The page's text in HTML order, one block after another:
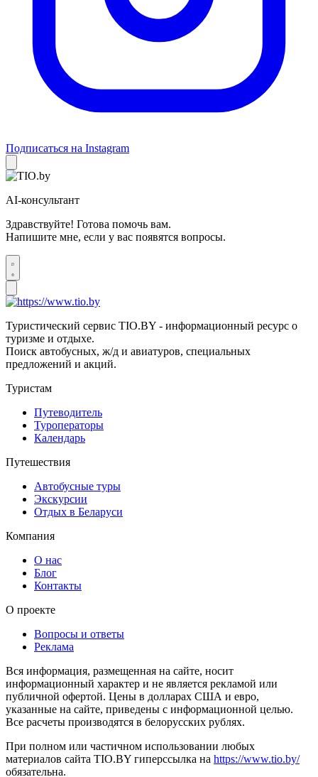
Подписаться на Instagram
AI-консультант
Здравствуйте! Готова помочь вам.
Напишите мне, если у вас появятся вопросы.
Туристический сервис TIO.BY - информационный ресурс о
туризме и отдыхе.
Поиск автобусных, ж/д и авиатуров, специальных
предложений и акций.
Туристам
Путеводитель
Туроператоры
Календарь
Путешествия
Автобусные туры
Экскурсии
Отдых в Беларуси
Компания
О нас
Блог
Контакты
О проекте
Вопросы и ответы
Реклама
Вся информация, размещенная на сайте, носит
информационный характер и не является рекламой или
публичной офертой. Цены в долларах США и евро,
указанные на сайте, приведены с информационной целью.
Все расчеты производятся в белорусских рублях.
При полном или частичном использовании любых
материалов сайта TIO.BY гиперссылка на https://www.tio.by/
обязательна.